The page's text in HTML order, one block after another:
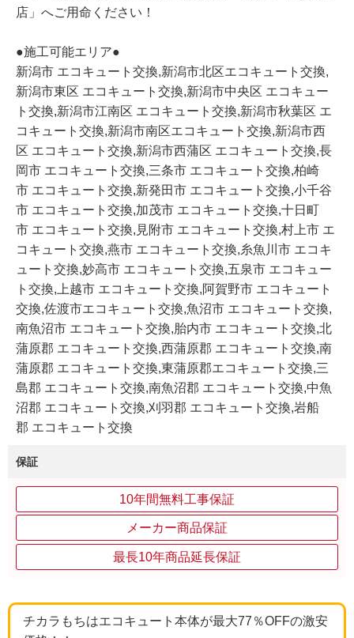
店」へご用命ください！
●施工可能エリア●
新潟市 エコキュート交換,新潟市北区エコキュート交換,
新潟市東区 エコキュート交換,新潟市中央区 エコキュー
ト交換,新潟市江南区 エコキュート交換,新潟市秋葉区 エ
コキュート交換,新潟市南区エコキュート交換,新潟市西
区 エコキュート交換,新潟市西蒲区 エコキュート交換,長
岡市 エコキュート交換,三条市 エコキュート交換,柏崎
市 エコキュート交換,新発田市 エコキュート交換,小千谷
市 エコキュート交換,加茂市 エコキュート交換,十日町
市 エコキュート交換,見附市 エコキュート交換,村上市 エ
コキュート交換,燕市 エコキュート交換,糸魚川市 エコキ
ュート交換,妙高市 エコキュート交換,五泉市 エコキュー
ト交換,上越市 エコキュート交換,阿賀野市 エコキュート
交換,佐渡市エコキュート交換,魚沼市 エコキュート交換,
南魚沼市 エコキュート交換,胎内市 エコキュート交換,北
蒲原郡 エコキュート交換,西蒲原郡 エコキュート交換,南
蒲原郡 エコキュート交換,東蒲原郡エコキュート交換,三
島郡 エコキュート交換,南魚沼郡 エコキュート交換,中魚
沼郡 エコキュート交換,刈羽郡 エコキュート交換,岩船
郡 エコキュート交換
保証
10年間無料工事保証
メーカー商品保証
最長10年商品延長保証
チカラもちはエコキュート本体が最大77％OFFの激安